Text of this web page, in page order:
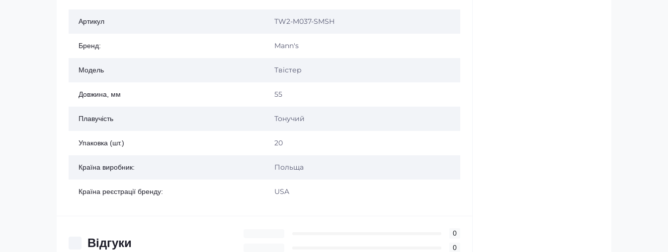
Артикул TW2-M037-SMSH
Бренд: Mann's
Модель Твістер
Довжина, мм 55
Плавучість Тонучий
Упаковка (шт.) 20
Країна виробник: Польща
Країна реєстрації бренду: USA
Відгуки
0
0